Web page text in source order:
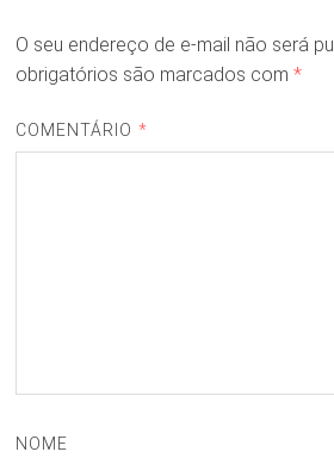
O seu endereço de e-mail não será
obrigatórios são marcados com *
COMENTÁRIO *
NOME